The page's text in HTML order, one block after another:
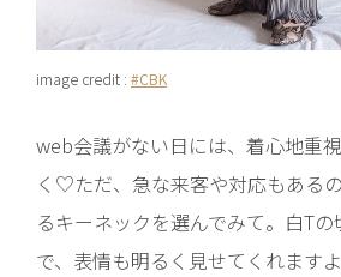
image credit : #CBK
web会議がない日には、着心地重
く♡ただ、急な来客や対応もある
るキーネックを選んでみて。白T
で、表情も明るく見せてくれますよ